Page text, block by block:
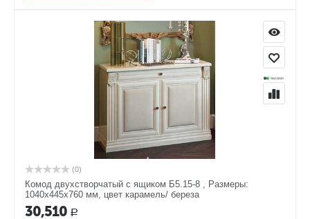
(0)
Комод двухстворчатый с ящиком Б5.15-8 , Размеры:
1040х445х760 мм, цвет карамель/ береза
30,510 Р